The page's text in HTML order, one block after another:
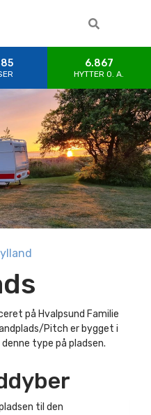
6.867
HYTTER 0. A.
på Hvalpsund Familie
Pitch er bygget i
type på pladsen.
til den